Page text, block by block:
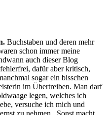
Buchstaben und deren mehr
schon immer meine
auch dieser Blog
dafür aber kritisch,
sogar ein bisschen
im Übertreiben. Man darf
legen, welches ich
versuche ich mich und
zu nehmen. Sonst macht